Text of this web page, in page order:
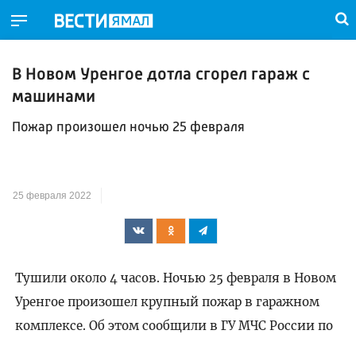
В Новом Уренгое дотла сгорел гараж с
машинами
Пожар произошел ночью 25 февраля
25 февраля 2022
Тушили около 4 часов. Ночью 25 февраля в Новом
Уренгое произошел крупный пожар в гаражном
комплексе. Об этом сообщили в ГУ МЧС России по